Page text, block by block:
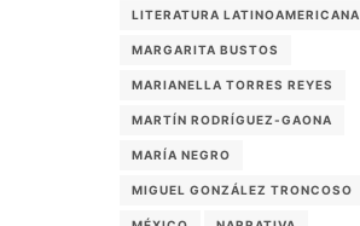
LITERATURA LATINOAMERICANA
MARGARITA BUSTOS
MARIANELLA TORRES REYES
MARTÍN RODRÍGUEZ-GAONA
MARÍA NEGRO
MIGUEL GONZÁLEZ TRONCOSO